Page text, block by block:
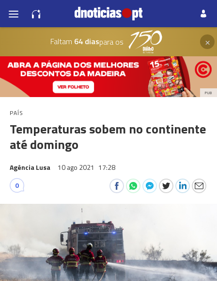
Faltam 64 diaspara os ×
PUB
PAÍS
Temperaturas sobem no continente
até domingo
Agência Lusa 10 ago 2021 17:28
0